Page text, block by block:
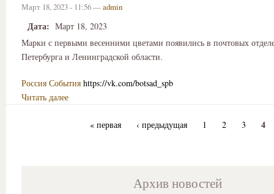
Март 18, 2023 - 11:56 —admin
Дата: Март 18, 2023
Марки с первыми весенними цветами появились в почтовых
Петербурга и Ленинградской области.
Россия События https://vk.com/botsad_spb
Читать далее
« первая ‹ предыдущая 1 2 3 4
Архив новостей